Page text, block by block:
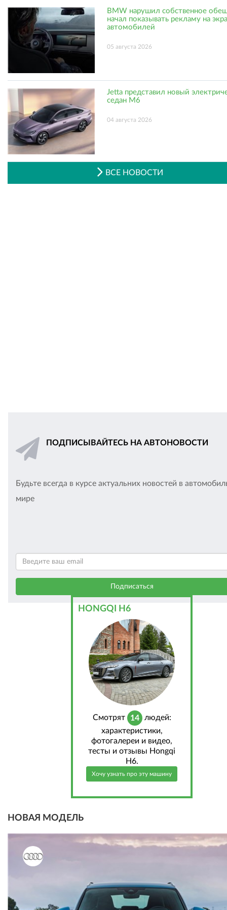
BMW нарушил собственное
начал показывать рекламу на
автомобилей
05 августа 2026
Jetta представил новый
седан M6
04 августа 2026
ВСЕ НОВОСТИ
ПОДПИСЫВАЙТЕСЬ НА АВТОНОВОСТИ
Будьте всегда в курсе актуальних новостей в
мире
HONGQI H6
Cмотрят 14 людей:
характеристики,
фотогалереи и видео,
тесты и отзывы Hongqi
H6.
Хочу узнать про эту машину
НОВАЯ МОДЕЛЬ